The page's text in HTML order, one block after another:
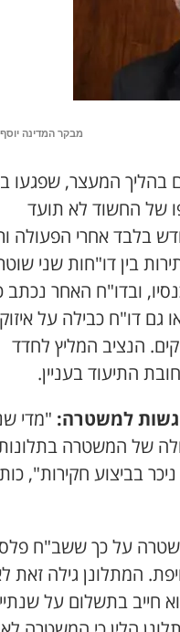
מבקר המדינה
בהליך המעצר, שפגעו
של החשוד לא תועד
בלבד אחרי הפעולה
בין דו"חות שני
ובדו"ח האחר נכתב
גם דו"ח כבילה על איזוק
הנציב המליץ לחדד
התיעוד בעניין.
למשטרה: "מדי
של המשטרה
בביצוע חקירות",
על כך ששב"ח
המתלונן גילה זאת
חייב בתשלום על